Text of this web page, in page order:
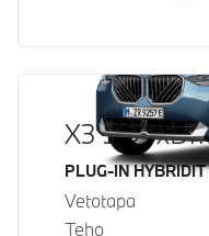
X3 30e
Käyttövoima
PLUG-IN HYBRIDIT
Vetotapa
Teho